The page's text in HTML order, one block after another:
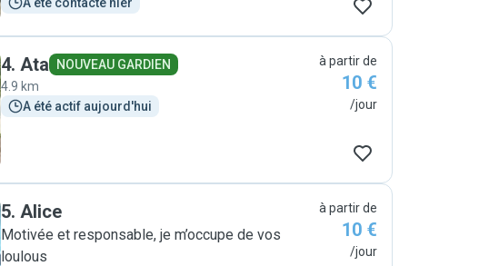
première visite de Diana, à un câlin avec Diana à chaque
visite. Diana a envoyé des photos et des petites vidéos
après chaque visite. Pendant mes vacances, j'ai été
rassuré que tout allait bien. A mon retour, j'ai trouvé
mon chat très bien. Je recommande Diana 110% en
tant que gardienne d'animaux."
4. Ata
NOUVEAU GARDIEN
4.9 km
A été actif aujourd'hui
à partir de
10 €
/jour
5. Alice
Motivée et responsable, je m’occupe de vos
loulous
à partir de
10 €
/jour